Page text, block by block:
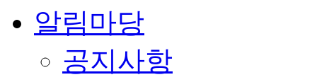
알림마당
공지사항